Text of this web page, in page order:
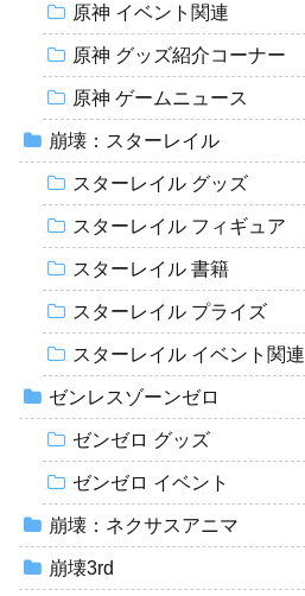
原神 イベント関連
原神 グッズ紹介コーナー
原神 ゲームニュース
崩壊：スターレイル
スターレイル グッズ
スターレイル フィギュア
スターレイル 書籍
スターレイル プライズ
スターレイル イベント関連
ゼンレスゾーンゼロ
ゼンゼロ グッズ
ゼンゼロ イベント
崩壊：ネクサスアニマ
崩壊3rd